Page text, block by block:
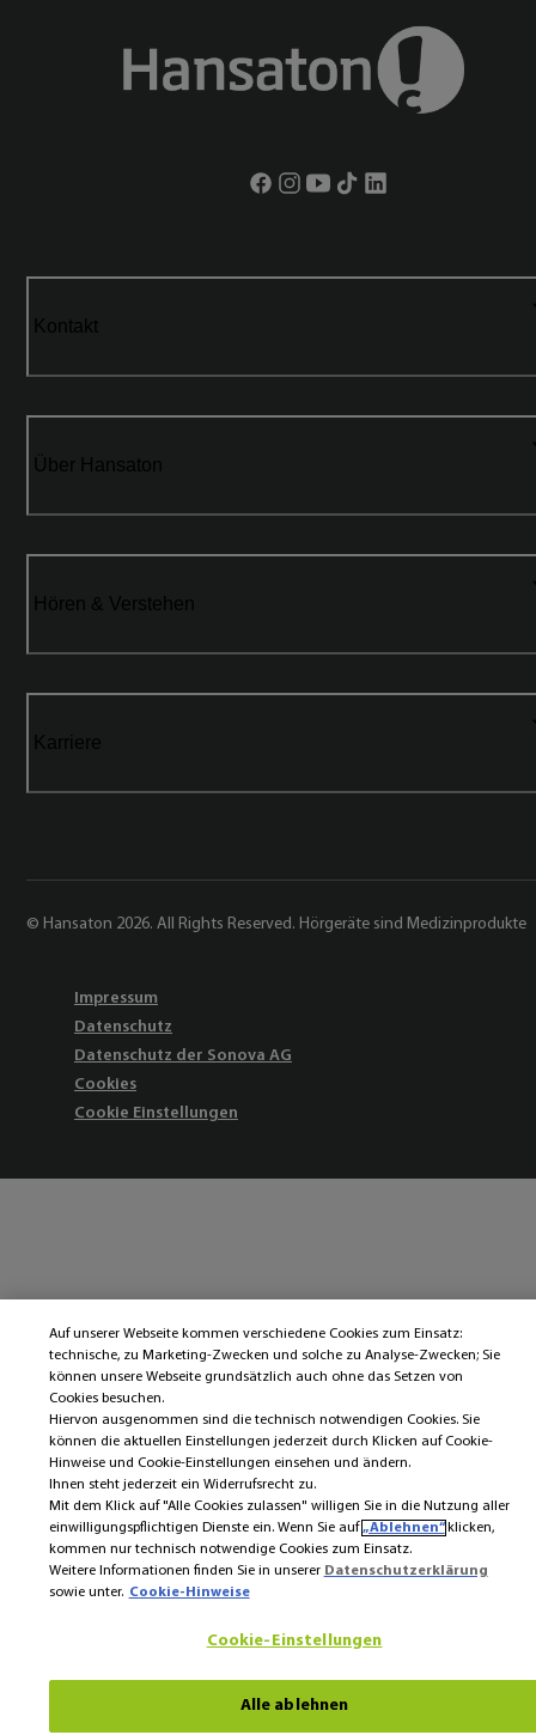
Kontakt
Über Hansaton
Hören & Verstehen
Karriere
© Hansaton 2026. All Rights Reserved. Hörgeräte sind Medizinprodukte
Impressum
Datenschutz
Datenschutz der Sonova AG
Cookies
Cookie Einstellungen
Auf unserer Webseite kommen verschiedene Cookies zum Einsatz:
technische, zu Marketing-Zwecken und solche zu Analyse-Zwecken; Sie
können unsere Webseite grundsätzlich auch ohne das Setzen von
Cookies besuchen.
Hiervon ausgenommen sind die technisch notwendigen Cookies. Sie
können die aktuellen Einstellungen jederzeit durch Klicken auf Cookie-
Hinweise und Cookie-Einstellungen einsehen und ändern.
Ihnen steht jederzeit ein Widerrufsrecht zu.
Mit dem Klick auf "Alle Cookies zulassen" willigen Sie in die Nutzung aller
einwilligungspflichtigen Dienste ein. Wenn Sie auf„Ablehnen“ klicken,
kommen nur technisch notwendige Cookies zum Einsatz.
Weitere Informationen finden Sie in unserer Datenschutzerklärung
sowie unter. Cookie-Hinweise
Cookie-Einstellungen
Alle ablehnen